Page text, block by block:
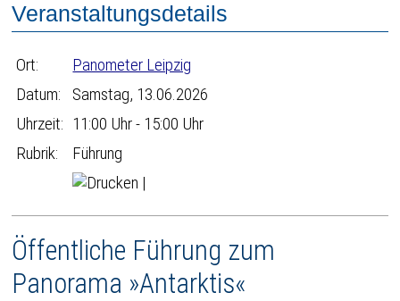
Veranstaltungsdetails
Ort:
Panometer Leipzig
Datum:
Samstag, 13.06.2026
Uhrzeit: 11:00 Uhr - 15:00 Uhr
Rubrik:
Führung
|
Öffentliche Führung zum
Panorama »Antarktis«